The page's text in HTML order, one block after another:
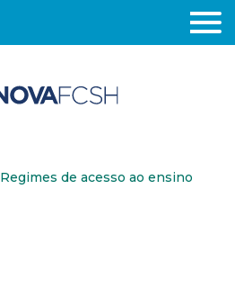
Regimes de acesso ao ensino